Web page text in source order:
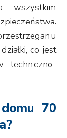
wszystkim
co jest
techniczno-
70